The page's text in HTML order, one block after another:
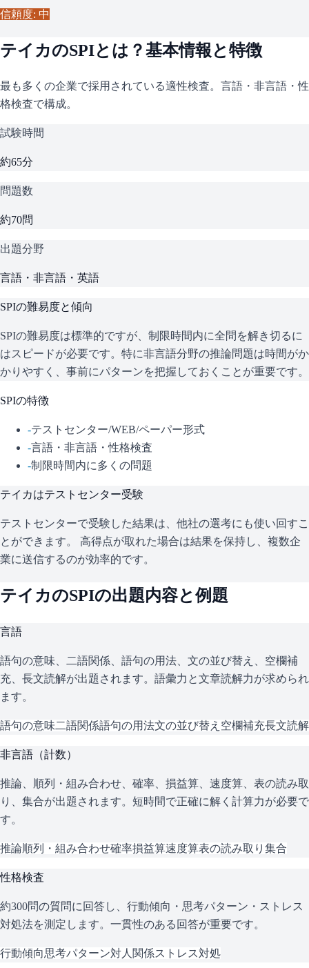
信頼度: 中
テイカのSPIとは？基本情報と特徴
最も多くの企業で採用されている適性検査。言語・非言語・性
格検査で構成。
試験時間
約65分
問題数
約70問
出題分野
言語・非言語・英語
SPIの難易度と傾向
SPIの難易度は標準的ですが、制限時間内に全問を解き切るに
はスピードが必要です。特に非言語分野の推論問題は時間がか
かりやすく、事前にパターンを把握しておくことが重要です。
SPIの特徴
-テストセンター/WEB/ペーパー形式
-言語・非言語・性格検査
-制限時間内に多くの問題
テイカはテストセンター受験
テストセンターで受験した結果は、他社の選考にも使い回すこ
とができます。 高得点が取れた場合は結果を保持し、複数企
業に送信するのが効率的です。
テイカのSPIの出題内容と例題
言語
語句の意味、二語関係、語句の用法、文の並び替え、空欄補
充、長文読解が出題されます。語彙力と文章読解力が求められ
ます。
語句の意味二語関係語句の用法文の並び替え 空欄補充長文読解
非言語（計数）
推論、順列・組み合わせ、確率、損益算、速度算、表の読み取
り、集合が出題されます。短時間で正確に解く計算力が必要で
す。
推論順列・組み合わせ確率損益算速度算表の読み取り 集合
性格検査
約300問の質問に回答し、行動傾向・思考パターン・ストレス
対処法を測定します。一貫性のある回答が重要です。
行動傾向思考パターン対人関係ストレス対処